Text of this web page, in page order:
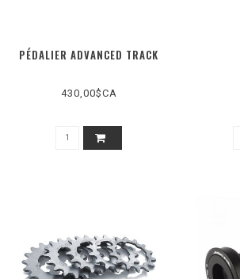
PÉDALIER ADVANCED TRACK
430,00$CA